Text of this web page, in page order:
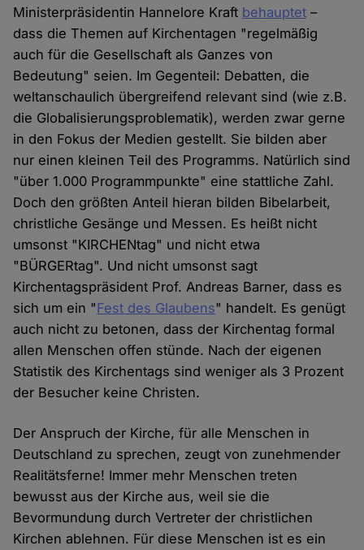
Ministerpräsidentin Hannelore Kraft behauptet –
dass die Themen auf Kirchentagen "regelmäßig
auch für die Gesellschaft als Ganzes von
Bedeutung" seien. Im Gegenteil: Debatten, die
weltanschaulich übergreifend relevant sind (wie z.B.
die Globalisierungsproblematik), werden zwar gerne
in den Fokus der Medien gestellt. Sie bilden aber
nur einen kleinen Teil des Programms. Natürlich sind
"über 1.000 Programmpunkte" eine stattliche Zahl.
Doch den größten Anteil hieran bilden Bibelarbeit,
christliche Gesänge und Messen. Es heißt nicht
umsonst "KIRCHENtag" und nicht etwa
"BÜRGERtag". Und nicht umsonst sagt
Kirchentagspräsident Prof. Andreas Barner, dass es
sich um ein "Fest des Glaubens" handelt. Es genügt
auch nicht zu betonen, dass der Kirchentag formal
allen Menschen offen stünde. Nach der eigenen
Statistik des Kirchentags sind weniger als 3 Prozent
der Besucher keine Christen.
Der Anspruch der Kirche, für alle Menschen in
Deutschland zu sprechen, zeugt von zunehmender
Realitätsferne! Immer mehr Menschen treten
bewusst aus der Kirche aus, weil sie die
Bevormundung durch Vertreter der christlichen
Kirchen ablehnen. Für diese Menschen ist es ein